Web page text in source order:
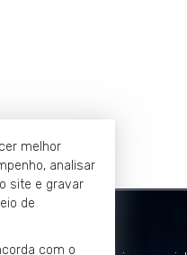
melhor
analisar
site e gravar
de
com o